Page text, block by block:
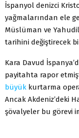
İspanyol denizci
yağmalarından ele
Müslüman ve
tarihini değiştirecek
Kara Davud
payitahta rapor
büyük kurtarma
Ancak Akdeniz’deki
şövalyeler bu görevi